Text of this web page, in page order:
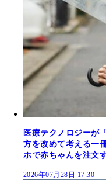
医療テクノロジーが
方を改めて考える一
ホで赤ちゃんを注文
2026年07月28日 17:30